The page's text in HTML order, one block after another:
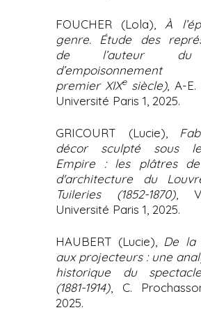
FOUCHER (Lola), À
genre. Étude des
de l’auteur du
d’empoisonnement
premier XIXesiècle), A-E.
Université Paris 1, 2025.
GRICOURT (Lucie),
décor sculpté sous
Empire : les plâtres
d'architecture du
Tuileries (1852-1870) ,
Université Paris 1, 2025.
HAUBERT (Lucie), De la
aux projecteurs : une
historique du
(1881-1914) , C.
2025.